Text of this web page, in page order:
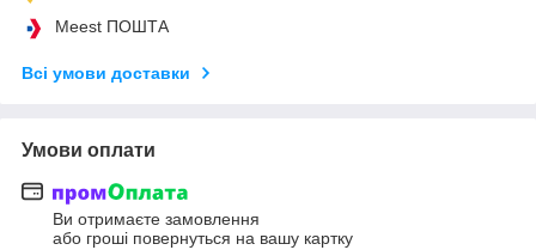
Meest ПОШТА
Всі умови доставки
Умови оплати
Ви отримаєте замовлення
або гроші повернуться на вашу картку